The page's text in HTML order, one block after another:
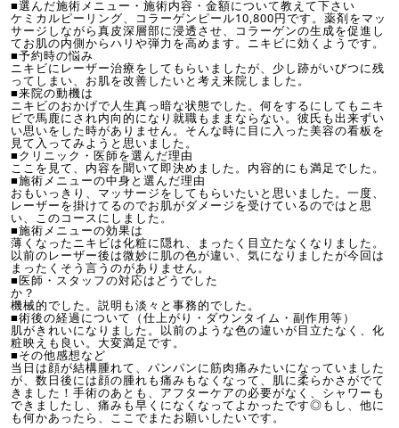
■選んだ施術メニュー・施術内容・金額について教えて下さい
ケミカルピーリング、コラーゲンピール10,800円です。薬剤をマッ
サージしながら真皮深層部に浸透させ、コラーゲンの生成を促進し
てお肌の内側からハリや弾力を高めます。ニキビに効くようです。
■予約時の悩み
ニキビにレーザー治療をしてもらいましたが、少し跡がいびつに残
ってしまい、お肌を改善したいと考え来院しました。
■来院の動機は
ニキビのおかげで人生真っ暗な状態でした。何をするにしてもニキ
ビで馬鹿にされ内向的になり就職もままならない。彼氏も出来ずい
い思いをした時がありません。そんな時に目に入った美容の看板を
見て入ってみようと思いました。
■クリニック・医師を選んだ理由
ここを見て、内容を聞いて即決めました。内容的にも満足でした。
■施術メニューの中身と選んだ理由
おもいっきり、マッサージをしてもらいたいと思いました。一度、
レーザーを掛けてるのでお肌がダメージを受けているのではと思
い、このコースにしました。
■施術メニューの効果は
薄くなったニキビは化粧に隠れ、まったく目立たなくなりました。
以前のレーザー後は微妙に肌の色が違い、気になりましたが今回は
まったくそう言うのがありません。
■医師・スタッフの対応はどうでした
か？
機械的でした。説明も淡々と事務的でした。
■術後の経過について（仕上がり・ダウンタイム・副作用等）
肌がきれいになりました。以前のような色の違いが目立たなく、化
粧映えも良い。大変満足です。
■その他感想など
当日は顔が結構腫れて、パンパンに筋肉痛みたいになっていました
が、数日後には顔の腫れも痛みもなくなって、肌に柔らかさがでて
きました！手術のあとも、アフターケアの必要がなく、シャワーも
できましたし、痛みも早くになくなってよかったです◎もし、他に
も何かあったら、ここでまたお願いしたいです。